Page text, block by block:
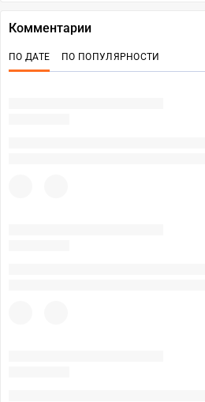
Комментарии
ПО ДАТЕ ПО ПОПУЛЯРНОСТИ